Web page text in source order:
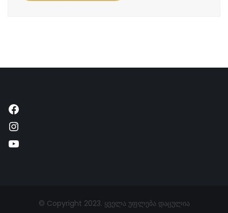
Facebook
Instagram
YouTube
© Copyright 2023. ყველა უფლება დაცულია